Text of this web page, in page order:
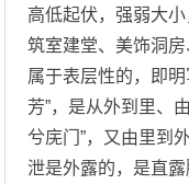
高低起伏，强弱大
筑室建堂、美饰洞
属于表层性的，即明
芳”，是从外到里、
兮庑门”，又由里到
泄是外露的，是直